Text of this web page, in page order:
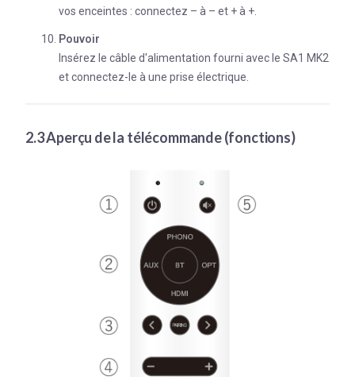
vos enceintes : connectez – à – et + à +.
Pouvoir
Insérez le câble d'alimentation fourni avec le SA1 MK2
et connectez-le à une prise électrique.
2.3 Aperçu de la télécommande (fonctions)